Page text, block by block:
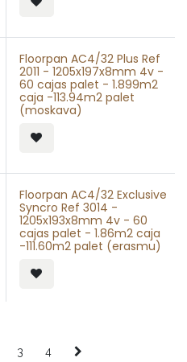
Floorpan AC4/32 Plus Ref
2011 - 1205x197x8mm 4v -
60 cajas palet - 1.899m2
caja -113.94m2 palet
(moskava)
Floorpan AC4/32 Exclusive
Syncro Ref 3014 -
1205x193x8mm 4v - 60
cajas palet - 1.86m2 caja
-111.60m2 palet (erasmu)
3 4